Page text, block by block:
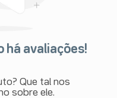
há avaliações!
Que tal nos
sobre ele.